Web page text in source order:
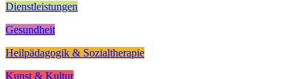
Dienstleistungen
Gesundheit
Heilpädagogik & Sozialtherapie
Kunst & Kultur